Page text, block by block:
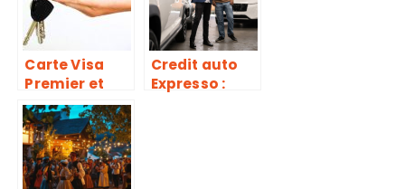
Carte Visa
Premier et
assurance de
location de
voiture : le
guide
complet
Credit auto
Expresso :